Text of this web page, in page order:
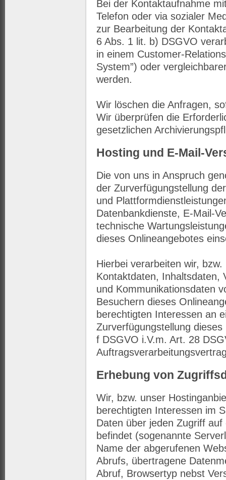
Bei der Kontaktaufnahme
Telefon oder via sozialer
zur Bearbeitung der
6 Abs. 1 lit. b) DSGVO
in einem Customer-
System”) oder
werden.
Wir löschen die Anfragen,
Wir überprüfen die
gesetzlichen
Hosting und E-Mail-
Die von uns in Anspruch
der Zurverfügungstellung
und
Datenbankdienste, E-Mail-
technische
dieses Onlineangebotes
Hierbei verarbeiten wir,
Kontaktdaten, Inhaltsdaten,
und Kommunikationsdaten
Besuchern dieses
berechtigten Interessen an
Zurverfügungstellung
f DSGVO i.V.m. Art. 28
Erhebung von
Wir, bzw. unser
berechtigten Interessen im
Daten über jeden Zugriff
befindet (sogenannte
Name der abgerufenen
Abrufs, übertragene
Abruf, Browsertyp nebst